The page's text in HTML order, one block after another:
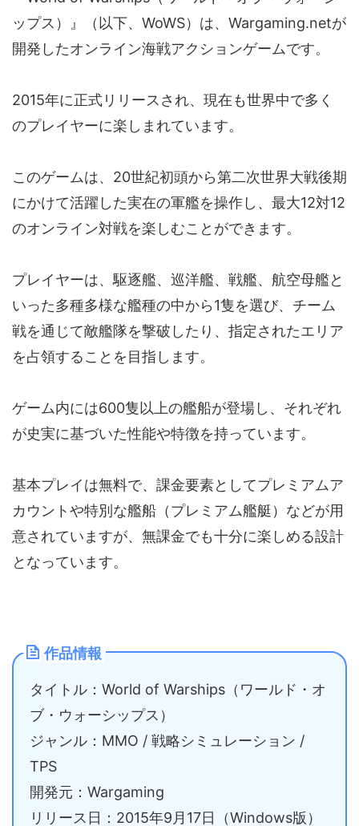
ップス）』（以下、WoWS）は、Wargaming.netが
開発したオンライン海戦アクションゲームです。
2015年に正式リリースされ、現在も世界中で多く
のプレイヤーに楽しまれています。
このゲームは、20世紀初頭から第二次世界大戦後期
にかけて活躍した実在の軍艦を操作し、最大12対12
のオンライン対戦を楽しむことができます。
プレイヤーは、駆逐艦、巡洋艦、戦艦、航空母艦と
いった多種多様な艦種の中から1隻を選び、チーム
戦を通じて敵艦隊を撃破したり、指定されたエリア
を占領することを目指します。
ゲーム内には600隻以上の艦船が登場し、それぞれ
が史実に基づいた性能や特徴を持っています。
基本プレイは無料で、課金要素としてプレミアムア
カウントや特別な艦船（プレミアム艦艇）などが用
意されていますが、無課金でも十分に楽しめる設計
となっています。
作品情報
タイトル：World of Warships（ワールド・オ
ブ・ウォーシップス）
ジャンル：MMO / 戦略シミュレーション /
TPS
開発元：Wargaming
リリース日：2015年9月17日（Windows版）